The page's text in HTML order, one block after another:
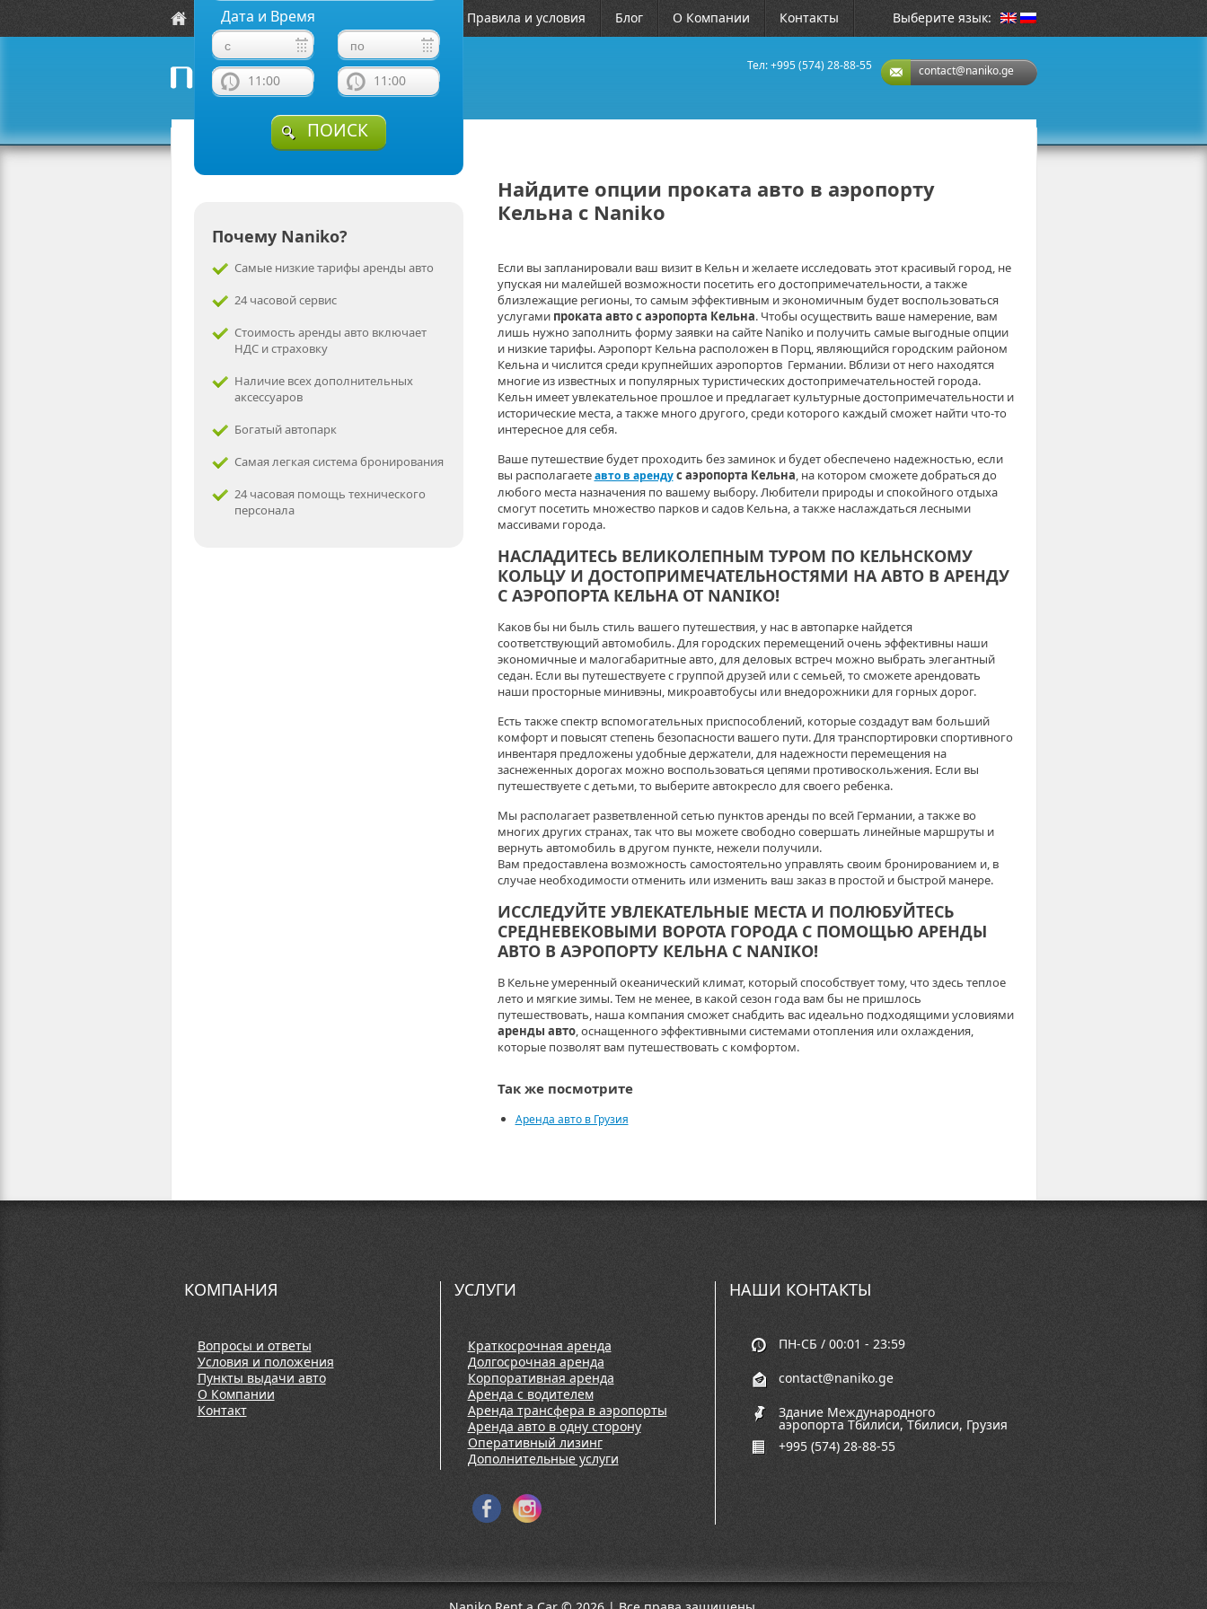
Локации Автомобили Правила и условия Блог О Компании Контакты Выберите язык:
naniko rent a car
contact@naniko.ge
Тел: +995 (574) 28-88-55
Дата и Время
11:00 11:00
ПОИСК
Почему Naniko?
Самые низкие тарифы аренды авто
24 часовой сервис
Стоимость аренды авто включает
НДС и страховку
Наличие всех дополнительных
аксессуаров
Богатый автопарк
Самая легкая система бронирования
24 часовая помощь технического
персонала
Найдите опции проката авто в аэропорту
Кельна с Naniko
Если вы запланировали ваш визит в Кельн и желаете исследовать этот красивый город, не
упуская ни малейшей возможности посетить его достопримечательности, а также
близлежащие регионы, то самым эффективным и экономичным будет воспользоваться
услугами проката авто с аэропорта Кельна. Чтобы осуществить ваше намерение, вам
лишь нужно заполнить форму заявки на сайте Naniko и получить самые выгодные опции
и низкие тарифы. Аэропорт Кельна расположен в Порц, являющийся городским районом
Кельна и числится среди крупнейших аэропортов Германии. Вблизи от него находятся
многие из известных и популярных туристических достопримечательностей города.
Кельн имеет увлекательное прошлое и предлагает культурные достопримечательности и
исторические места, а также много другого, среди которого каждый сможет найти что-то
интересное для себя.
Ваше путешествие будет проходить без заминок и будет обеспечено надежностью, если
вы располагаетеавто в арендус аэропорта Кельна, на котором сможете добраться до
любого места назначения по вашему выбору. Любители природы и спокойного отдыха
смогут посетить множество парков и садов Кельна, а также наслаждаться лесными
массивами города.
НАСЛАДИТЕСЬ ВЕЛИКОЛЕПНЫМ ТУРОМ ПО КЕЛЬНСКОМУ
КОЛЬЦУ И ДОСТОПРИМЕЧАТЕЛЬНОСТЯМИ НА АВТО В АРЕНДУ
С АЭРОПОРТА КЕЛЬНА ОТ NANIKO!
Каков бы ни быль стиль вашего путешествия, у нас в автопарке найдется
соответствующий автомобиль. Для городских перемещений очень эффективны наши
экономичные и малогабаритные авто, для деловых встреч можно выбрать элегантный
седан. Если вы путешествуете с группой друзей или с семьей, то сможете арендовать
наши просторные минивэны, микроавтобусы или внедорожники для горных дорог.
Есть также спектр вспомогательных приспособлений, которые создадут вам больший
комфорт и повысят степень безопасности вашего пути. Для транспортировки спортивного
инвентаря предложены удобные держатели, для надежности перемещения на
заснеженных дорогах можно воспользоваться цепями противоскольжения. Если вы
путешествуете с детьми, то выберите автокресло для своего ребенка.
Мы располагает разветвленной сетью пунктов аренды по всей Германии, а также во
многих других странах, так что вы можете свободно совершать линейные маршруты и
вернуть автомобиль в другом пункте, нежели получили.
Вам предоставлена возможность самостоятельно управлять своим бронированием и, в
случае необходимости отменить или изменить ваш заказ в простой и быстрой манере.
ИССЛЕДУЙТЕ УВЛЕКАТЕЛЬНЫЕ МЕСТА И ПОЛЮБУЙТЕСЬ
СРЕДНЕВЕКОВЫМИ ВОРОТА ГОРОДА С ПОМОЩЬЮ АРЕНДЫ
АВТО В АЭРОПОРТУ КЕЛЬНА С NANIKO!
В Кельне умеренный океанический климат, который способствует тому, что здесь теплое
лето и мягкие зимы. Тем не менее, в какой сезон года вам бы не пришлось
путешествовать, наша компания сможет снабдить вас идеально подходящими условиями
аренды авто, оснащенного эффективными системами отопления или охлаждения,
которые позволят вам путешествовать с комфортом.
Так же посмотрите
Аренда авто в Грузия
КОМПАНИЯ
Вопросы и ответы
Условия и положения
Пункты выдачи авто
О Компании
Контакт
УСЛУГИ
Краткосрочная аренда
Долгосрочная аренда
Корпоративная аренда
Аренда с водителем
Аренда трансфера в аэропорты
Аренда авто в одну сторону
Оперативный лизинг
Дополнительные услуги
НАШИ КОНТАКТЫ
ПН-СБ / 00:01 - 23:59
contact@naniko.ge
Здание Международного
аэропорта Тбилиси, Тбилиси, Грузия
+995 (574) 28-88-55